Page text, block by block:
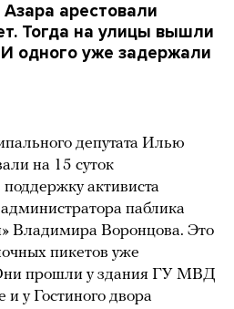
арестовали
Тогда на улицы вышли
одного уже задержали
депутата Илью
на 15 суток
активиста
паблика
Владимира Воронцова. Это
пикетов уже
прошли у здания ГУ МВД
у Гостиного двора